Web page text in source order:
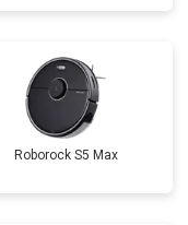
Roborock S5 Max